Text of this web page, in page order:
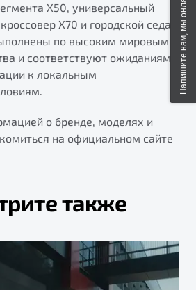
X50, универсальный
X70 и городской седан
по высоким мировым
и соответствуют ожиданиям
к локальным
о бренде, моделях и
на официальном сайте
также
Напишите нам, мы онлайн!